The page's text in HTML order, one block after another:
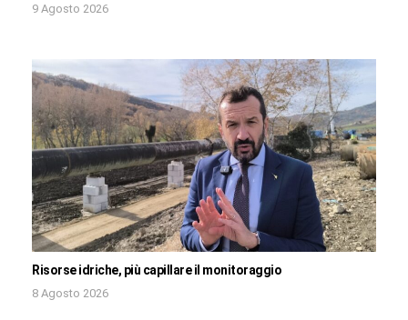
9 Agosto 2026
Risorse idriche, più capillare il monitoraggio
8 Agosto 2026